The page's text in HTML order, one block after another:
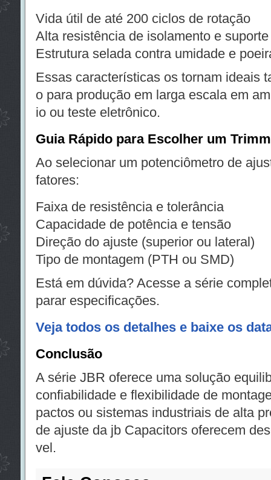
Vida útil de até 200 ciclos de rotação
Alta resistência de isolamento e
Estrutura selada contra umidade e
Essas características os tornam ideais
o para produção em larga escala em
io ou teste eletrônico.
Guia Rápido para Escolher um
Ao selecionar um potenciômetro de
fatores:
Faixa de resistência e tolerância
Capacidade de potência e tensão
Direção do ajuste (superior ou lateral)
Tipo de montagem (PTH ou SMD)
Está em dúvida? Acesse a série
parar especificações.
Veja todos os detalhes e baixe os
Conclusão
A série JBR oferece uma solução
confiabilidade e flexibilidade de
pactos ou sistemas industriais de alta
de ajuste da jb Capacitors oferecem
vel.